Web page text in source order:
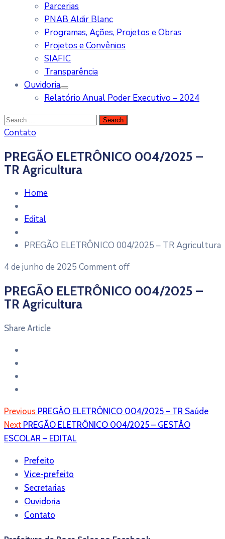
Parcerias
PNAB Aldir Blanc
Programas, Ações, Projetos e Obras
Projetos e Convênios
SIAFIC
Transparência
Ouvidoria
Relatório Anual Poder Executivo – 2024
Contato
PREGÃO ELETRÔNICO 004/2025 –
TR Agricultura
Home
Edital
PREGÃO ELETRÔNICO 004/2025 – TR Agricultura
4 de junho de 2025 Comment off
PREGÃO ELETRÔNICO 004/2025 –
TR Agricultura
Share Article
Previous PREGÃO ELETRÔNICO 004/2025 – TR Saúde
Next PREGÃO ELETRÔNICO 004/2025 – GESTÃO
ESCOLAR – EDITAL
Prefeito
Vice-prefeito
Secretarias
Ouvidoria
Contato